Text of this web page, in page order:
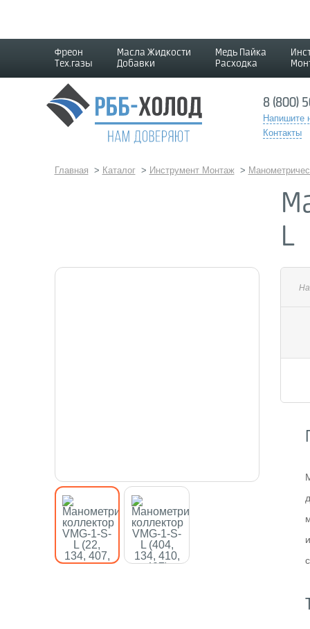
Фреон
Тех.газы
Масла Жидкости
Добавки
Медь Пайка
Расходка
8 (800)
Напишите
Контакты
Главная > Каталог > Инструмент Монтаж >
L